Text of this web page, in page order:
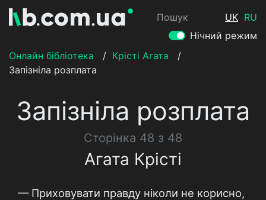
Пошук UK RU
Нічний режим
Онлайн бібліотека
/ Крісті Агата
/
Запiзнiла розплата
Запiзнiла розплата
Сторінка 48 з 48
Агата Крісті
— Приховувати правду ніколи не корисно,